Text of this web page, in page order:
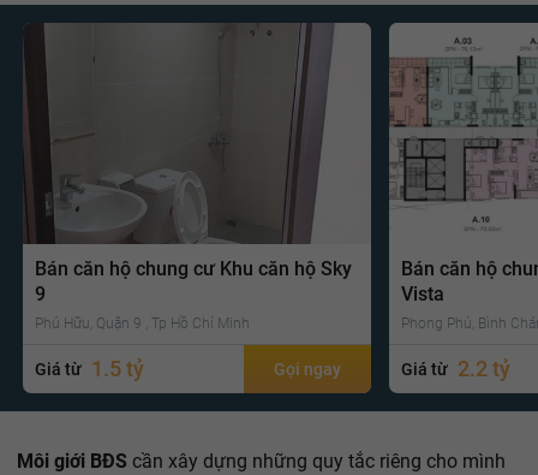
Bán căn hộ chung cư Khu căn hộ Sky
9
Phú Hữu, Quận 9 , Tp Hồ Chí Minh
Giá từ 1.5 tỷ Gọi ngay
Bán căn hộ
Vista
Phong Phú, Bình
Giá từ 2.2 tỷ
Môi giới BĐS cần xây dựng những quy tắc riêng cho mình